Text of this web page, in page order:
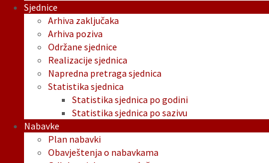
Sjednice
Arhiva zaključaka
Arhiva poziva
Održane sjednice
Realizacije sjednica
Napredna pretraga sjednica
Statistika sjednica
Statistika sjednica po godini
Statistika sjednica po sazivu
Nabavke
Plan nabavki
Obavještenja o nabavkama